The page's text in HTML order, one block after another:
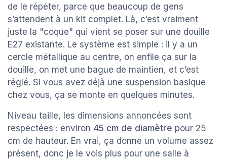
de le répéter, parce que beaucoup de gens
s’attendent à un kit complet. Là, c’est vraiment
juste la "coque" qui vient se poser sur une douille
E27 existante. Le système est simple : il y a un
cercle métallique au centre, on enfile ça sur la
douille, on met une bague de maintien, et c’est
réglé. Si vous avez déjà une suspension basique
chez vous, ça se monte en quelques minutes.
Niveau taille, les dimensions annoncées sont
respectées : environ 45 cm de diamètre pour 25
cm de hauteur. En vrai, ça donne un volume assez
présent, donc je le vois plus pour une salle à